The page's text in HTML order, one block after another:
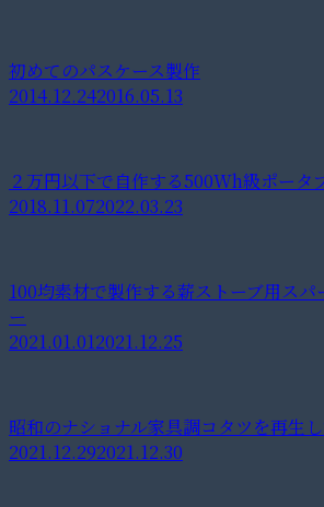
初めてのパスケース製作
2014.12.242016.05.13
２万円以下で自作する500Wh級ポータ
2018.11.072022.03.23
100均素材で製作する薪ストーブ用スパ
ー
2021.01.012021.12.25
昭和のナショナル家具調コタツを再生
2021.12.292021.12.30